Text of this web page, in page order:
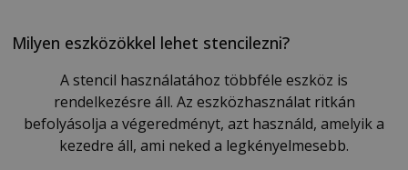
Milyen eszközökkel lehet stencilezni?
A stencil használatához többféle eszköz is
rendelkezésre áll. Az eszközhasználat ritkán
befolyásolja a végeredményt, azt használd, amelyik a
kezedre áll, ami neked a legkényelmesebb.